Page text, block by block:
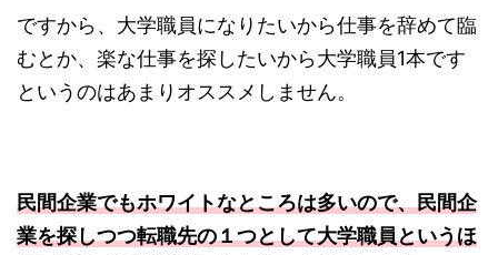
ですから、大学職員になりたいから仕事を辞めて臨
むとか、楽な仕事を探したいから大学職員1本です
というのはあまりオススメしません。
民間企業でもホワイトなところは多いので、民間企
業を探しつつ転職先の１つとして大学職員というほ